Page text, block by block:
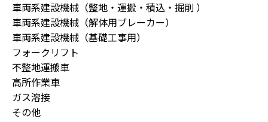
車両系建設機械（整地・運搬・積込・掘削 ）
車両系建設機械（解体用ブレーカー）
車両系建設機械（基礎工事用）
フォークリフト
不整地運搬車
高所作業車
ガス溶接
その他